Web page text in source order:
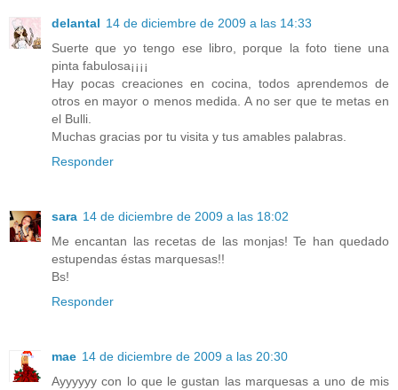
delantal 14 de diciembre de 2009 a las 14:33
Suerte que yo tengo ese libro, porque la foto tiene una
pinta fabulosa¡¡¡¡
Hay pocas creaciones en cocina, todos aprendemos de
otros en mayor o menos medida. A no ser que te metas en
el Bulli.
Muchas gracias por tu visita y tus amables palabras.
Responder
sara 14 de diciembre de 2009 a las 18:02
Me encantan las recetas de las monjas! Te han quedado
estupendas éstas marquesas!!
Bs!
Responder
mae 14 de diciembre de 2009 a las 20:30
Ayyyyyy con lo que le gustan las marquesas a uno de mis